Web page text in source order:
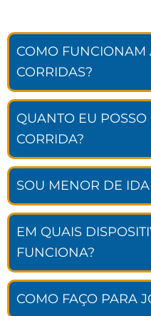
COMO FUNCIONAM
CORRIDAS?
QUANTO EU
CORRIDA?
SOU MENOR DE
EM QUAIS
FUNCIONA?
COMO FAÇO PARA